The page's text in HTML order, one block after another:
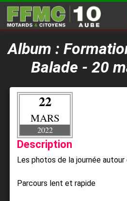
Album :
Balade - 20
22
MARS
2022
Description
Les photos de la journée
Parcours lent et rapide